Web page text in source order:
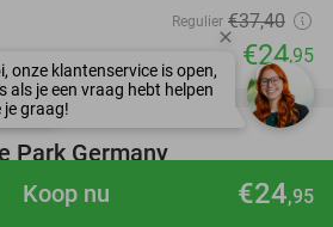
€24,95
Koop nu
Regulier €37,40
€24,95
38%
favorite_border
Park Germany
9.4 star
close